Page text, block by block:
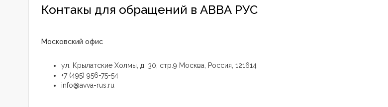
Контакы для обращений в АВВА РУС
Московский офис
ул. Крылатские Холмы, д. 30, стр.9 Москва, Россия, 121614
+7 (495) 956-75-54
info@avva-rus.ru